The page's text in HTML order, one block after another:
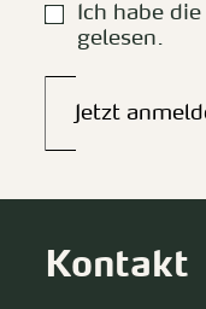
Ich habe die
gelesen.
Jetzt
Kontakt